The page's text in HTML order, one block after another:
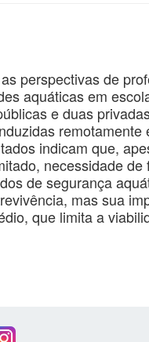
perspectivas de
aquáticas em
e duas
indicam que,
necessidade
de segurança
mas sua
que limita a